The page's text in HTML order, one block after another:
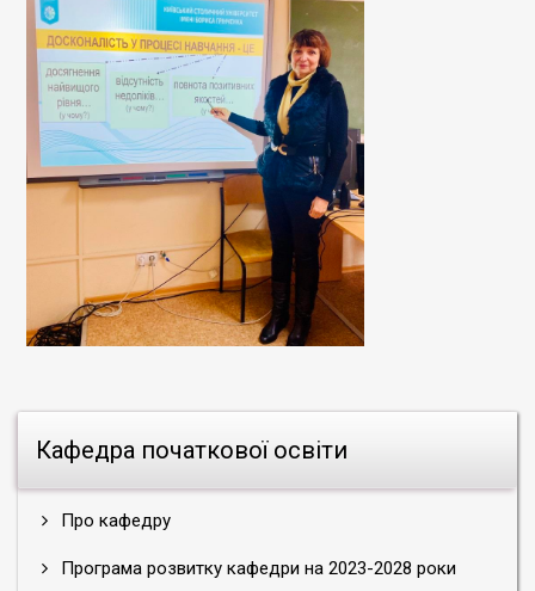
Кафедра початкової освіти
Про кафедру
Програма розвитку кафедри на 2023-2028 роки